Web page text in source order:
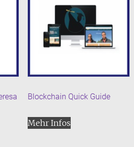
Blockchain Quick Guide
Mehr Infos